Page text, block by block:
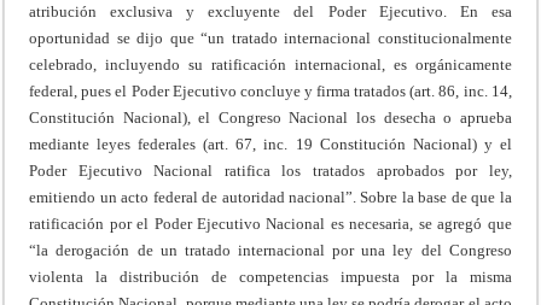
atribución exclusiva y excluyente del Poder Ejecutivo. En esa
oportunidad se dijo que “un tratado internacional constitucionalmente
celebrado, incluyendo su ratificación internacional, es orgánicamente
federal, pues el Poder Ejecutivo concluye y firma tratados (art. 86, inc. 14,
Constitución Nacional), el Congreso Nacional los desecha o aprueba
mediante leyes federales (art. 67, inc. 19 Constitución Nacional) y el
Poder Ejecutivo Nacional ratifica los tratados aprobados por ley,
emitiendo un acto federal de autoridad nacional”. Sobre la base de que la
ratificación por el Poder Ejecutivo Nacional es necesaria, se agregó que
“la derogación de un tratado internacional por una ley del Congreso
violenta la distribución de competencias impuesta por la misma